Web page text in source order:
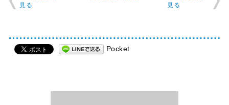
見る
見る
Pocket